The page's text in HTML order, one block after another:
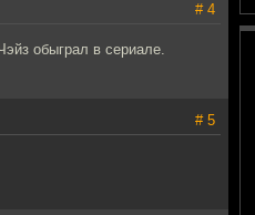
# 4
обыграл в сериале.
# 5